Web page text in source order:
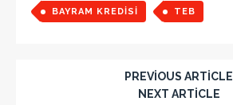
BAYRAM KREDISI TEB
PREVIOUS ARTICLE
NEXT ARTICLE